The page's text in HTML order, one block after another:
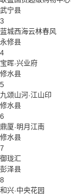
武宁县
3
蓝城西海云林春风
永修县
4
宝晖·兴业府
修水县
5
九颂山河·江山印
修水县
6
鼎厦·明月江南
修水县
7
御珑汇
彭泽县
8
和兴·中央花园